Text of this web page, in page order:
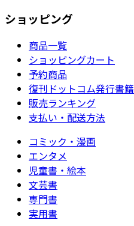
ショッピング
商品一覧
ショッピングカート
予約商品
復刊ドットコム発行書籍
販売ランキング
支払い・配送方法
コミック・漫画
エンタメ
児童書・絵本
文芸書
専門書
実用書